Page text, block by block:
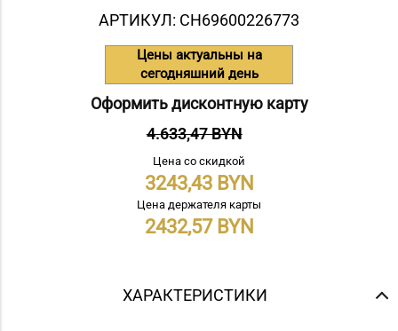
АРТИКУЛ: СH69600226773
Цены актуальны на
сегодняшний день
Оформить дисконтную карту
4.633,47 BYN
Цена со скидкой
3243,43
Цена держателя карты
2432,57
ХАРАКТЕРИСТИКИ